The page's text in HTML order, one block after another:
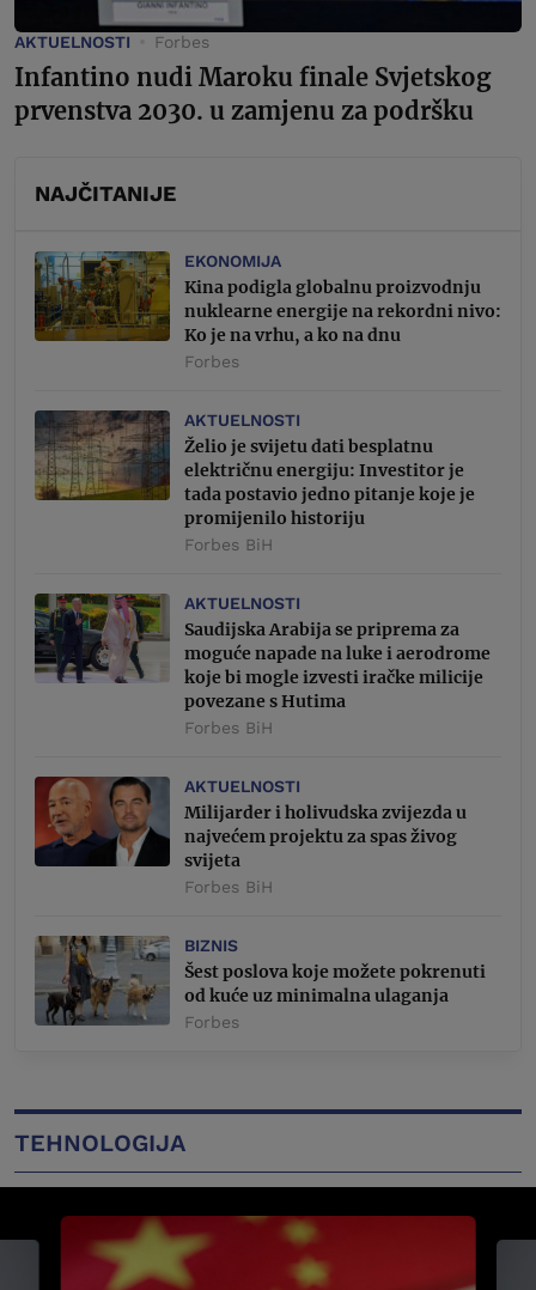
AKTUELNOSTI Forbes
Infantino nudi Maroku finale Svjetskog
prvenstva 2030. u zamjenu za podršku
NAJČITANIJE
EKONOMIJA
Kina podigla globalnu proizvodnju
nuklearne energije na rekordni nivo:
Ko je na vrhu, a ko na dnu
Forbes
AKTUELNOSTI
Želio je svijetu dati besplatnu
električnu energiju: Investitor je
tada postavio jedno pitanje koje je
promijenilo historiju
Forbes BiH
AKTUELNOSTI
Saudijska Arabija se priprema za
moguće napade na luke i aerodrome
koje bi mogle izvesti iračke milicije
povezane s Hutima
Forbes BiH
AKTUELNOSTI
Milijarder i holivudska zvijezda u
najvećem projektu za spas živog
svijeta
Forbes BiH
BIZNIS
Šest poslova koje možete pokrenuti
od kuće uz minimalna ulaganja
Forbes
TEHNOLOGIJA